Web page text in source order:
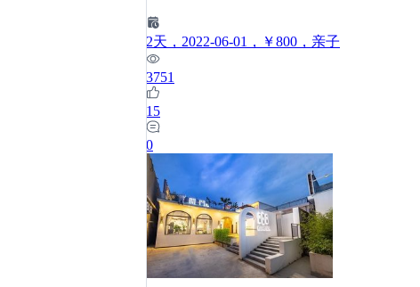
2天 ，2022-06-01 ，￥800 ，亲子
3751
15
0